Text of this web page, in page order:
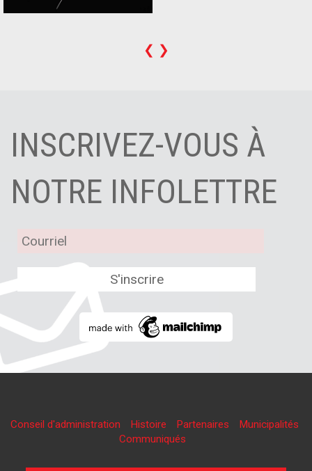
❮ ❯
INSCRIVEZ-VOUS À
NOTRE INFOLETTRE
Conseil d'administration Histoire Partenaires
Municipalités
Communiqués